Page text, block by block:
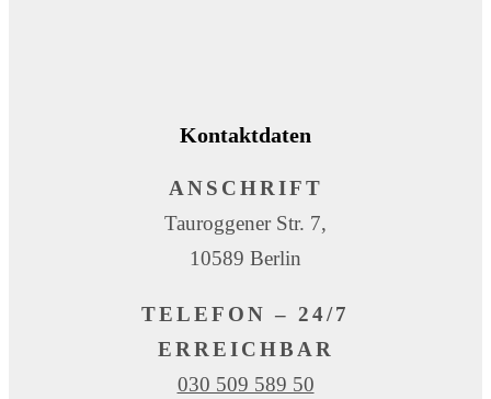
Kontaktdaten
ANSCHRIFT
Tauroggener Str. 7,
10589 Berlin
TELEFON – 24/7
ERREICHBAR
030 509 589 50